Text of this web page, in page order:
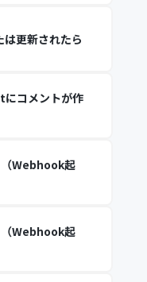
更新されたら
コメントが作
Webhook起
Webhook起